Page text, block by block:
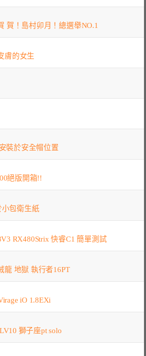
賀！島村卯月！總選舉NO.1
膚的女生
裝於安全帽位置
絕版開箱!!
小包衛生紙
RX480Strix 快睿C1 簡單測試
龍 地獄 執行者16PT
iO 1.8EXi
獅子座pt solo